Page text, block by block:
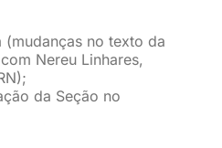
(mudanças no texto da
Nereu Linhares,
da Seção no